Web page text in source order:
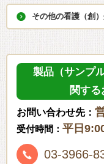
その他の看護（創
製品（サンプ
関す
お問い合わせ先：
受付時間： 平日
03-3966-